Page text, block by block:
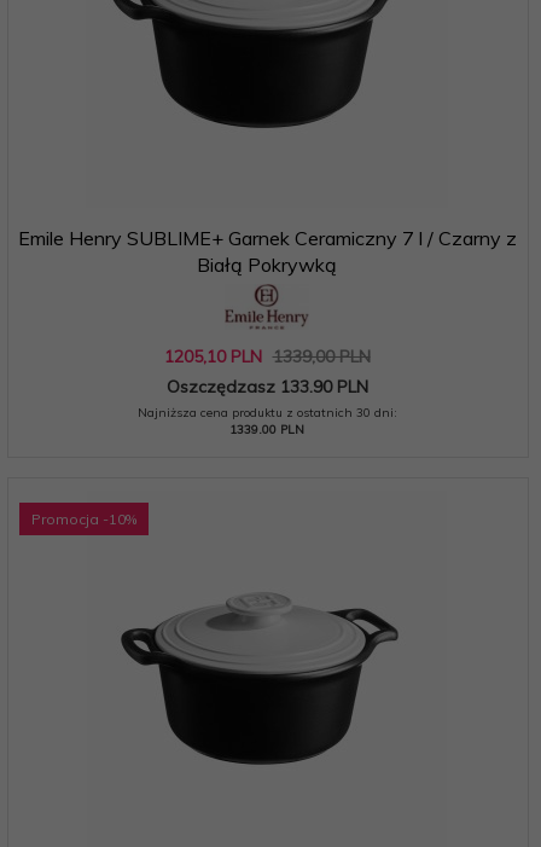
Emile Henry SUBLIME+ Garnek Ceramiczny 7 l / Czarny z
Białą Pokrywką
1205,10 PLN 1339,00 PLN
Oszczędzasz 133.90 PLN
Najniższa cena produktu z ostatnich 30 dni:
1339.00 PLN
Promocja -10%